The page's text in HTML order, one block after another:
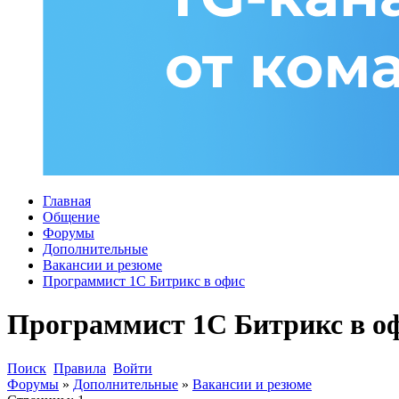
Главная
Общение
Форумы
Дополнительные
Вакансии и резюме
Программист 1С Битрикс в офис
Программист 1С Битрикс в
Поиск Правила Войти
Форумы » Дополнительные » Вакансии и резюме